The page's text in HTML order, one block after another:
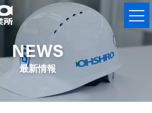
NEWS
最新情報